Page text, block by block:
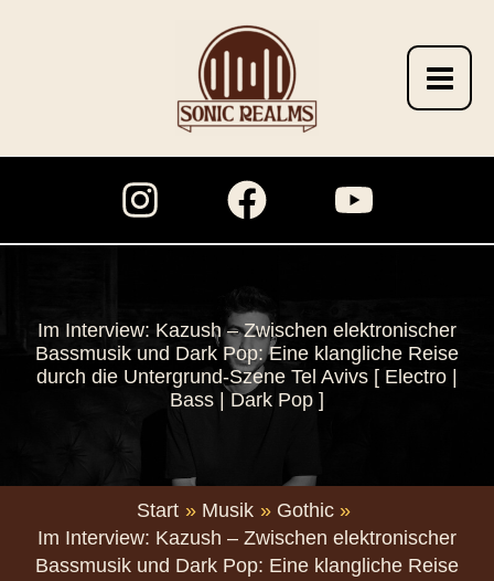
Im Interview: Kazush – Zwischen elektronischer
Bassmusik und Dark Pop: Eine klangliche Reise
durch die Untergrund-Szene Tel Avivs [ Electro |
Bass | Dark Pop ]
Start Musik
Gothic
Im Interview: Kazush – Zwischen elektronischer
Bassmusik und Dark Pop: Eine klangliche Reise